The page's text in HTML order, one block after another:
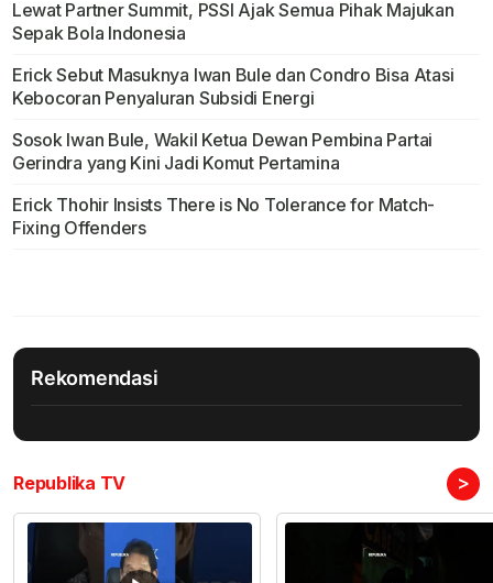
Lewat Partner Summit, PSSI Ajak Semua Pihak Majukan
Sepak Bola Indonesia
Erick Sebut Masuknya Iwan Bule dan Condro Bisa Atasi
Kebocoran Penyaluran Subsidi Energi
Sosok Iwan Bule, Wakil Ketua Dewan Pembina Partai
Gerindra yang Kini Jadi Komut Pertamina
Erick Thohir Insists There is No Tolerance for Match-
Fixing Offenders
Rekomendasi
Republika TV >